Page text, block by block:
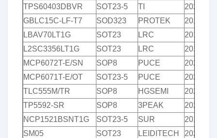
TPS60403DBVR
SOT23-5 TI
2020+
GBLC15C-LF-T7
SOD323 PROTEK
2018+
LBAV70LT1G
SOT23 LRC
2018+
L2SC3356LT1G
SOT23 LRC
2018+
MCP6072T-E/SN
SOP8 PUCE
2020+
MCP6071T-E/OT
SOT23-5 PUCE
2020+
TLC555M/TR
SOP8 HGSEMI
2020+
TP5592-SR
SOP8 3PEAK
2020+
NCP1521BSNT1G
SOT23-5 SUR
2018+
SM05
SOT23 LEIDITECH
2021+